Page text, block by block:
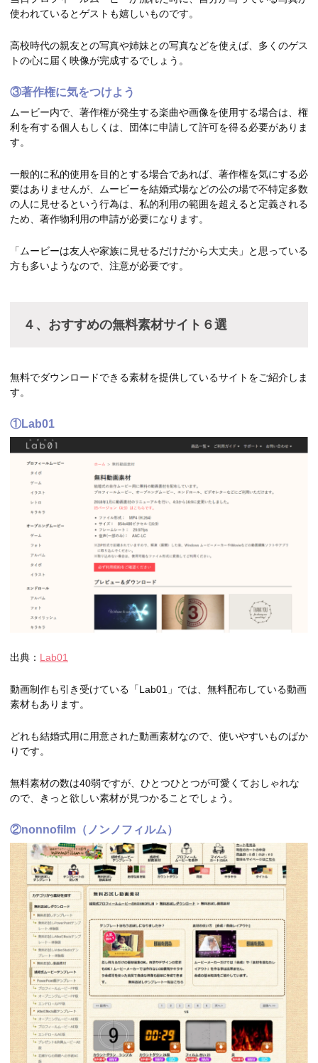
使われているとゲストも嬉しいものです。
高校時代の親友との写真や姉妹との写真などを使えば、多くのゲス
トの心に届く映像が完成するでしょう。
③著作権に気をつけよう
ムービー内で、著作権が発生する楽曲や画像を使用する場合は、権
利を有する個人もしくは、団体に申請して許可を得る必要がありま
す。
一般的に私的使用を目的とする場合であれば、著作権を気にする必
要はありませんが、ムービーを結婚式場などの公の場で不特定多数
の人に見せるという行為は、私的利用の範囲を超えると定義される
ため、著作物利用の申請が必要になります。
「ムービーは友人や家族に見せるだけだから大丈夫」と思っている
方も多いようなので、注意が必要です。
４、おすすめの無料素材サイト６選
無料でダウンロードできる素材を提供しているサイトをご紹介しま
す。
①Lab01
出典： Lab01
動画制作も引き受けている「Lab01」では、無料配布している動画
素材もあります。
どれも結婚式用に用意された動画素材なので、使いやすいものばか
りです。
無料素材の数は40弱ですが、ひとつひとつが可愛くておしゃれな
ので、きっと欲しい素材が見つかることでしょう。
②nonnofilm（ノンノフィルム）